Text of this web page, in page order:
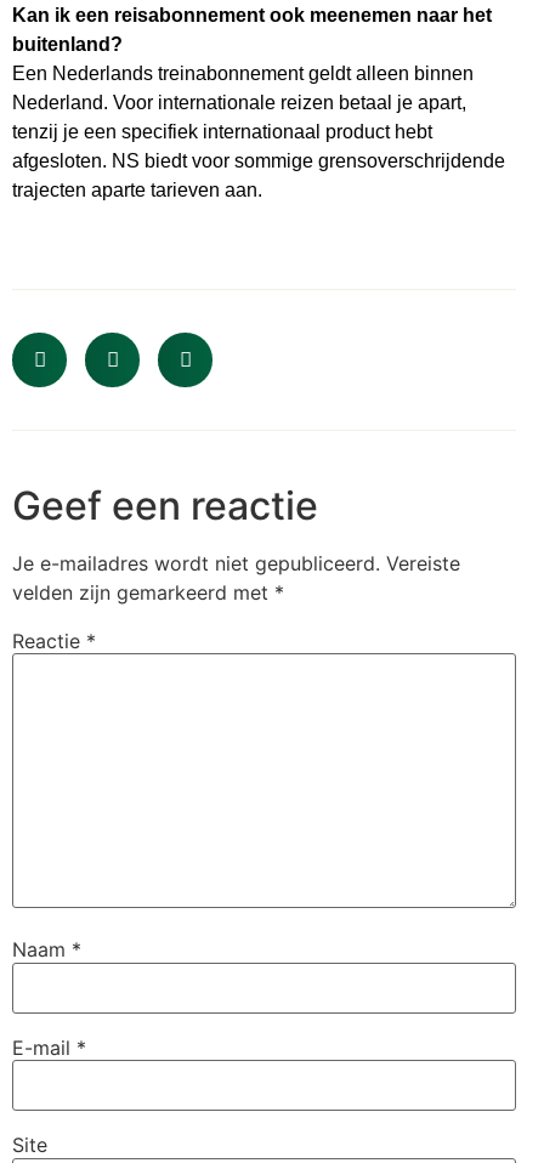
Kan ik een reisabonnement ook meenemen naar het
buitenland?
Een Nederlands treinabonnement geldt alleen binnen
Nederland. Voor internationale reizen betaal je apart,
tenzij je een specifiek internationaal product hebt
afgesloten. NS biedt voor sommige grensoverschrijdende
trajecten aparte tarieven aan.
Geef een reactie
Je e-mailadres wordt niet gepubliceerd. Vereiste
velden zijn gemarkeerd met *
Reactie *
Naam *
E-mail *
Site